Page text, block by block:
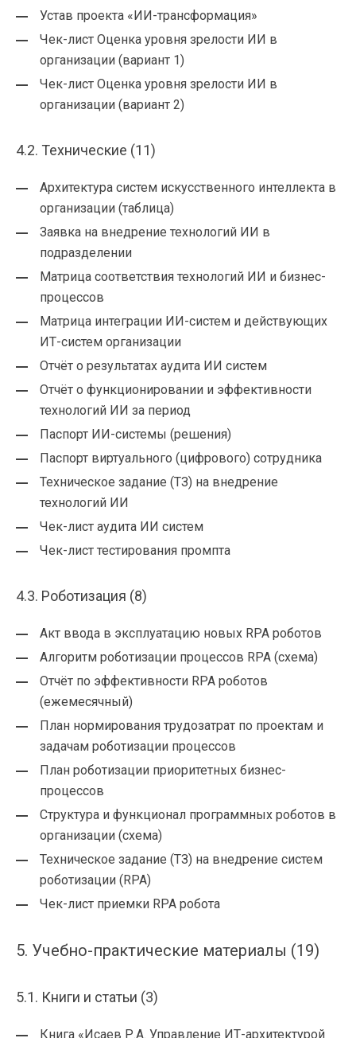
Устав проекта «ИИ-трансформация»
Чек-лист Оценка уровня зрелости ИИ в
организации (вариант 1)
Чек-лист Оценка уровня зрелости ИИ в
организации (вариант 2)
4.2. Технические (11)
Архитектура систем искусственного интеллекта в
организации (таблица)
Заявка на внедрение технологий ИИ в
подразделении
Матрица соответствия технологий ИИ и бизнес-
процессов
Матрица интеграции ИИ-систем и действующих
ИТ-систем организации
Отчёт о результатах аудита ИИ систем
Отчёт о функционировании и эффективности
технологий ИИ за период
Паспорт ИИ-системы (решения)
Паспорт виртуального (цифрового) сотрудника
Техническое задание (ТЗ) на внедрение
технологий ИИ
Чек-лист аудита ИИ систем
Чек-лист тестирования промпта
4.3. Роботизация (8)
Акт ввода в эксплуатацию новых RPA роботов
Алгоритм роботизации процессов RPA (схема)
Отчёт по эффективности RPA роботов
(ежемесячный)
План нормирования трудозатрат по проектам и
задачам роботизации процессов
План роботизации приоритетных бизнес-
процессов
Структура и функционал программных роботов в
организации (схема)
Техническое задание (ТЗ) на внедрение систем
роботизации (RPA)
Чек-лист приемки RPA робота
5. Учебно-практические материалы (19)
5.1. Книги и статьи (3)
Книга «Исаев Р.А. Управление ИТ-архитектурой